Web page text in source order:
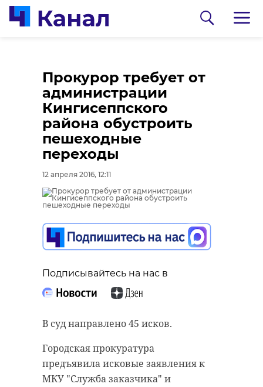
Прокурор требует от
администрации
Кингисеппского
района обустроить
пешеходные
переходы
12 апреля 2016, 12:11
Подписывайтесь на нас в
В суд направлено 45 исков.
Городская прокуратура
предъявила исковые заявления к
МКУ "Служба заказчика" и
0:00 / 0:00
В Гатчинском районе
добровольцы
“особняк с
привидениями” XIX
18 августа 2020, 16:53
0:00 / 0:00
Сосновоборец
разгадал тайну
старинном кладбище
и узнал много нового
11 февраля 2020, 14:59